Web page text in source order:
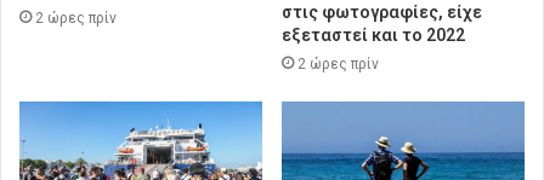
2 ώρες πρίν
στις φωτογραφίες, είχε
εξεταστεί και το 2022
2 ώρες πρίν